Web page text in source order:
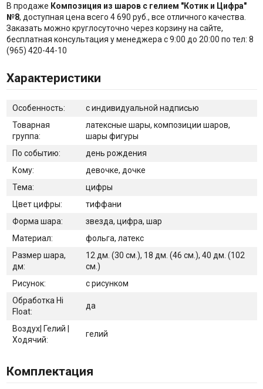
В продаже Композиция из шаров с гелием "Котик и Цифра"
№8, доступная цена всего 4 690 руб., все отличного качества.
Заказать можно круглосуточно через корзину на сайте,
бесплатная консультация у менеджера с 9:00 до 20:00 по тел: 8
(965) 420-44-10
Характеристики
Особенность:
с индивидуальной надписью
Товарная
группа:
латексные шары, композиции шаров,
шары фигуры
По событию:
день рождения
Кому:
девочке, дочке
Тема:
цифры
Цвет цифры:
тиффани
Форма шара:
звезда, цифра, шар
Материал:
фольга, латекс
Размер шара,
дм:
12 дм. (30 см.), 18 дм. (46 см.), 40 дм. (102
см.)
Рисунок:
с рисунком
Обработка Hi
Float:
да
Воздух| Гелий |
Ходячий:
гелий
Комплектация